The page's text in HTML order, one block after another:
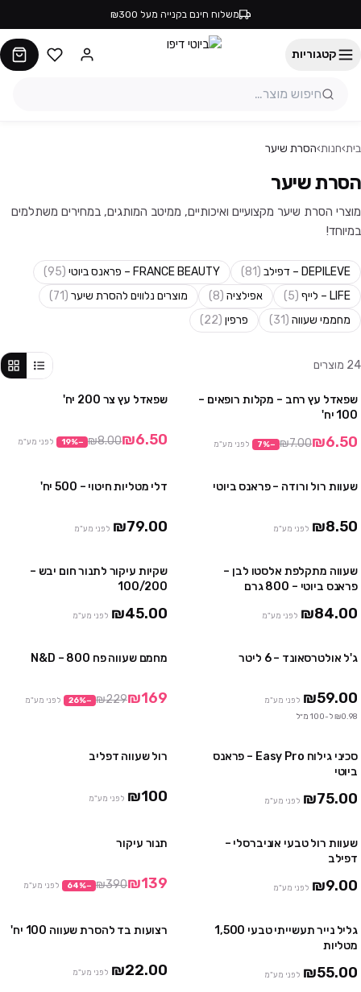
משלוח חינם בקנייה מעל ₪300
קטגוריות
בית›חנות›הסרת שיער
הסרת שיער
מוצרי הסרת שיער מקצועיים ואיכותיים, ממיטב המותגים, במחירים משתלמים
במיוחד!
DEPILEVE – דפילב (
81
) FRANCE BEAUTY – פראנס ביוטי (
95
)
LIFE – לייף
(
5
) אפילציה (
8
) מוצרים נלווים להסרת שיער (
71
)
מחממי שעווה (
31
) פרפין (
22
)
24 מוצרים
שפאדל עץ רחב – מקלות רופאים –
100 יח'
₪6.50
₪7.00
−
7% לפני מע"מ
שפאדל עץ צר 200 יח'
₪6.50
₪8.00
−
19% לפני מע"מ
שעוות רול ורודה – פראנס ביוטי
₪8.50 לפני מע"מ
דלי מטליות חיטוי – 500 יח'
₪79.00 לפני מע"מ
2 יח' ב ₪159
שעווה מתקלפת אלסטו לבן –
פראנס ביוטי – 800 גרם
₪84.00 לפני מע"מ
שקיות עיקור לתנור חום יבש –
100/200
₪45.00 לפני מע"מ
ג'ל אולטרסאונד – 6 ליטר
₪59.00 לפני מע"מ
₪0.98 ל-100 מ״ל
מחמם שעווה פח 800 – N&D
₪169
₪229
−
26% לפני מע"מ
סכיני גילוח Easy Pro – פראנס
ביוטי
₪75.00 לפני מע"מ
רול שעווה דפליב
₪100 לפני מע"מ
שעוות רול טבעי אוניברסלי –
דפילב
₪9.00 לפני מע"מ
תנור עיקור
₪139
₪390
−
64% לפני מע"מ
גליל נייר תעשייתי טבעי 1,500
מטליות
₪55.00 לפני מע"מ
רצועות בד להסרת שעווה 100 יח'
₪22.00 לפני מע"מ